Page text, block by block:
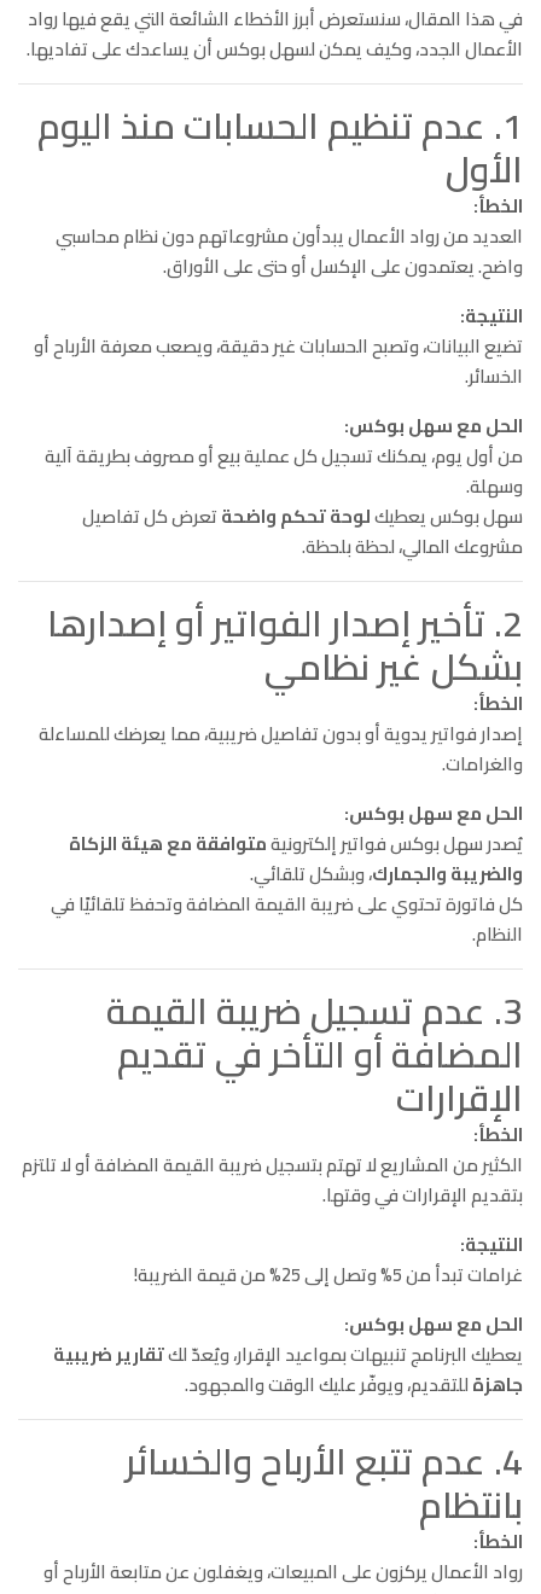
في هذا المقال، سنستعرض أبرز الأخطاء الشائعة التي يقع فيها رواد
الأعمال الجدد، وكيف يمكن لسهل بوكس أن يساعدك على تفاديها.
1. عدم تنظيم الحسابات منذ اليوم
الأول
الخطأ:
العديد من رواد الأعمال يبدأون مشروعاتهم دون نظام محاسبي
واضح. يعتمدون على الإكسل أو حتى على الأوراق.
النتيجة:
تضيع البيانات، وتصبح الحسابات غير دقيقة، ويصعب معرفة الأرباح أو
الخسائر.
الحل مع سهل بوكس:
من أول يوم، يمكنك تسجيل كل عملية بيع أو مصروف بطريقة آلية
وسهلة.
سهل بوكس يعطيكلوحة تحكم واضحةتعرض كل تفاصيل
مشروعك المالي، لحظة بلحظة.
2. تأخير إصدار الفواتير أو إصدارها
بشكل غير نظامي
الخطأ:
إصدار فواتير يدوية أو بدون تفاصيل ضريبية، مما يعرضك للمساءلة
والغرامات.
الحل مع سهل بوكس:
يُصدر سهل بوكس فواتير إلكترونيةمتوافقة مع هيئة الزكاة
والضريبة والجمارك، وبشكل تلقائي.
كل فاتورة تحتوي على ضريبة القيمة المضافة وتحفظ تلقائيًا في
النظام.
3. عدم تسجيل ضريبة القيمة
المضافة أو التأخر في تقديم
الإقرارات
الخطأ:
الكثير من المشاريع لا تهتم بتسجيل ضريبة القيمة المضافة أو لا تلتزم
بتقديم الإقرارات في وقتها.
النتيجة:
غرامات تبدأ من 5% وتصل إلى 25% من قيمة الضريبة!
الحل مع سهل بوكس:
يعطيك البرنامج تنبيهات بمواعيد الإقرار، ويُعدّ لكتقارير ضريبية
جاهزةللتقديم، ويوفّر عليك الوقت والمجهود.
4. عدم تتبع الأرباح والخسائر
بانتظام
الخطأ:
رواد الأعمال يركزون على المبيعات، ويغفلون عن متابعة الأرباح أو